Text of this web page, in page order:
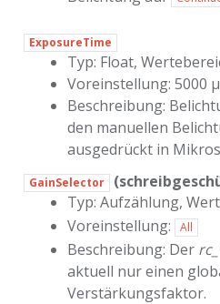
ExposureTime
Typ: Float,
Voreinstellung: 5000
Beschreibung:
den manuellen
ausgedrückt in
GainSelector
Typ: Aufzählung,
Voreinstellung: All
Beschreibung: Der
aktuell nur einen
Verstärkungsfaktor.